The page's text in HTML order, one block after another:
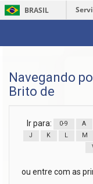
BRASIL
Navegando
Brito de
Ir para: 0-9 A
J
K L M
ou entre com as